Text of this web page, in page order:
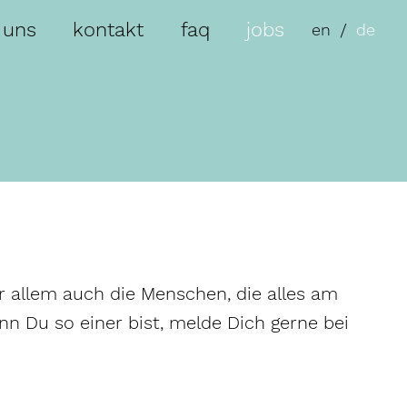
kontakt faq jobs en de
auch die Menschen, die alles am
Du so einer bist, melde Dich gerne bei